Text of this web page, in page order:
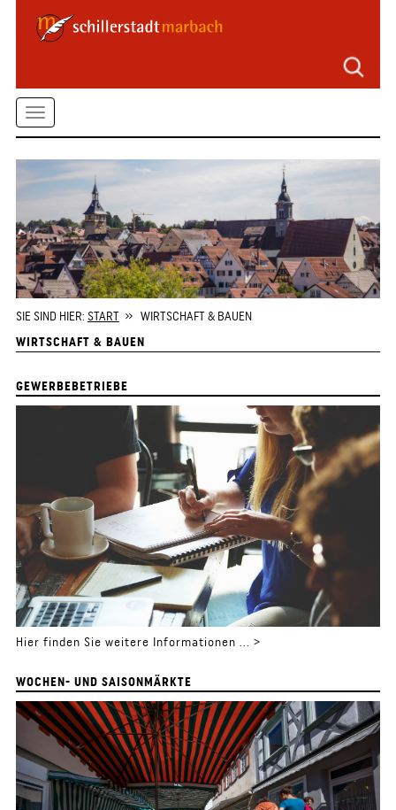
Seitenbereiche
springen
Zum
Inhalt
springen
Kontaktformular
springen
Toggle
SIE SIND HIER: START» WIRTSCHAFT & BAUEN
WIRTSCHAFT & BAUEN
GEWERBEBETRIEBE
Hier finden Sie weitere Informationen ... >
WOCHEN- UND SAISONMÄRKTE